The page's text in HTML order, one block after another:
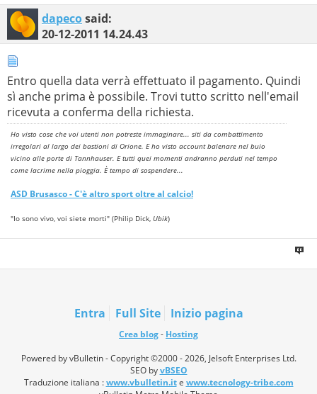
dapecosaid:
20-12-2011 14.24.43
Entro quella data verrà effettuato il pagamento. Quindi
sì anche prima è possibile. Trovi tutto scritto nell'email
ricevuta a conferma della richiesta.
Ho visto cose che voi utenti non potreste immaginare... siti da combattimento
irregolari al largo dei bastioni di Orione. E ho visto account balenare nel buio
vicino alle porte di Tannhauser. E tutti quei momenti andranno perduti nel tempo
come lacrime nella pioggia. È tempo di sospendere...
ASD Brusasco- C'è altro sport oltre al calcio!
"Io sono vivo, voi siete morti" (Philip Dick, Ubik)
Entra Full Site Inizio pagina
Crea blog- Hosting
Powered by vBulletin - Copyright ©2000 - 2026, Jelsoft Enterprises Ltd.
SEO byvBSEO
Traduzione italiana :www.vbulletin.ite www.tecnology-tribe.com